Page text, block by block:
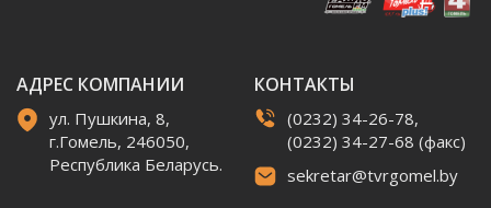
АДРЕС КОМПАНИИ
ул. Пушкина, 8,
г.Гомель, 246050,
Республика Беларусь.
КОНТАКТЫ
(0232) 34-26-78,
(0232) 34-27-68 (факс)
sekretar@tvrgomel.by